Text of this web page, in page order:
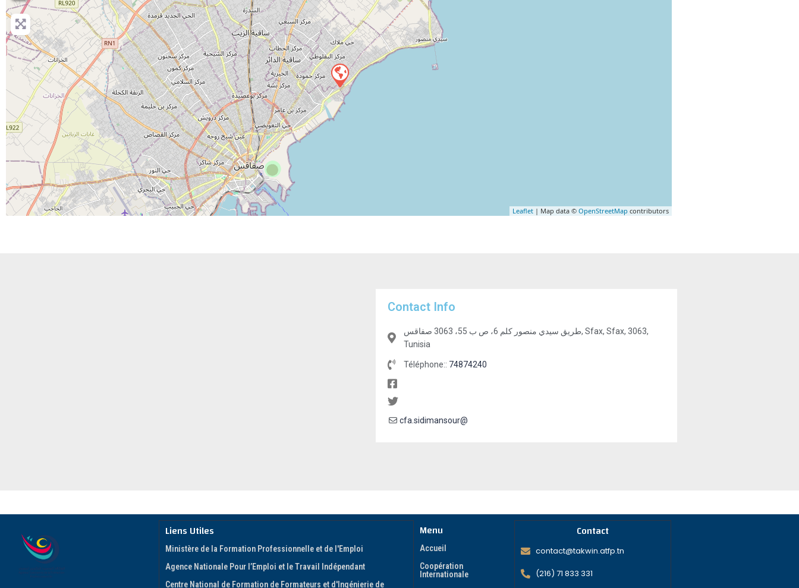
Leaflet | Map data © OpenStreetMap contributors
Contact Info
طريق سيدي منصور كلم 6، ص ب 55، 3063 صفاقس, Sfax, Sfax, 3063,
Tunisia
Téléphone:: 74874240
cfa.sidimansour@
Liens Utiles
Ministère de la Formation Professionnelle et de l'Emploi
Agence Nationale Pour l’Emploi et le Travail Indépendant
Centre National de Formation de Formateurs et d'Ingénierie de
Menu
Accueil
Coopération
Internationale
Contact
contact@takwin.atfp.tn
(216) 71 833 331